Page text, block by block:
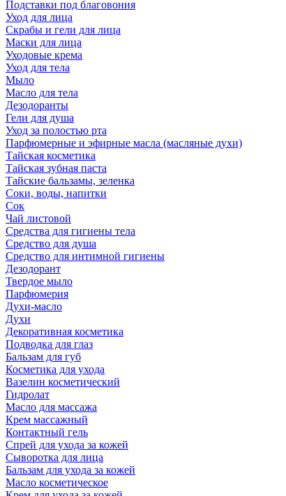
Подставки под благовония
Уход для лица
Скрабы и гели для лица
Маски для лица
Уходовые крема
Уход для тела
Мыло
Масло для тела
Дезодоранты
Гели для душа
Уход за полостью рта
Парфюмерные и эфирные масла (масляные духи)
Тайская косметика
Тайская зубная паста
Тайские бальзамы, зеленка
Соки, воды, напитки
Сок
Чай листовой
Средства для гигиены тела
Средство для душа
Средство для интимной гигиены
Дезодорант
Твердое мыло
Парфюмерия
Духи-масло
Духи
Декоративная косметика
Подводка для глаз
Бальзам для губ
Косметика для ухода
Вазелин косметический
Гидролат
Масло для массажа
Крем массажный
Контактный гель
Спрей для ухода за кожей
Сыворотка для лица
Бальзам для ухода за кожей
Масло косметическое